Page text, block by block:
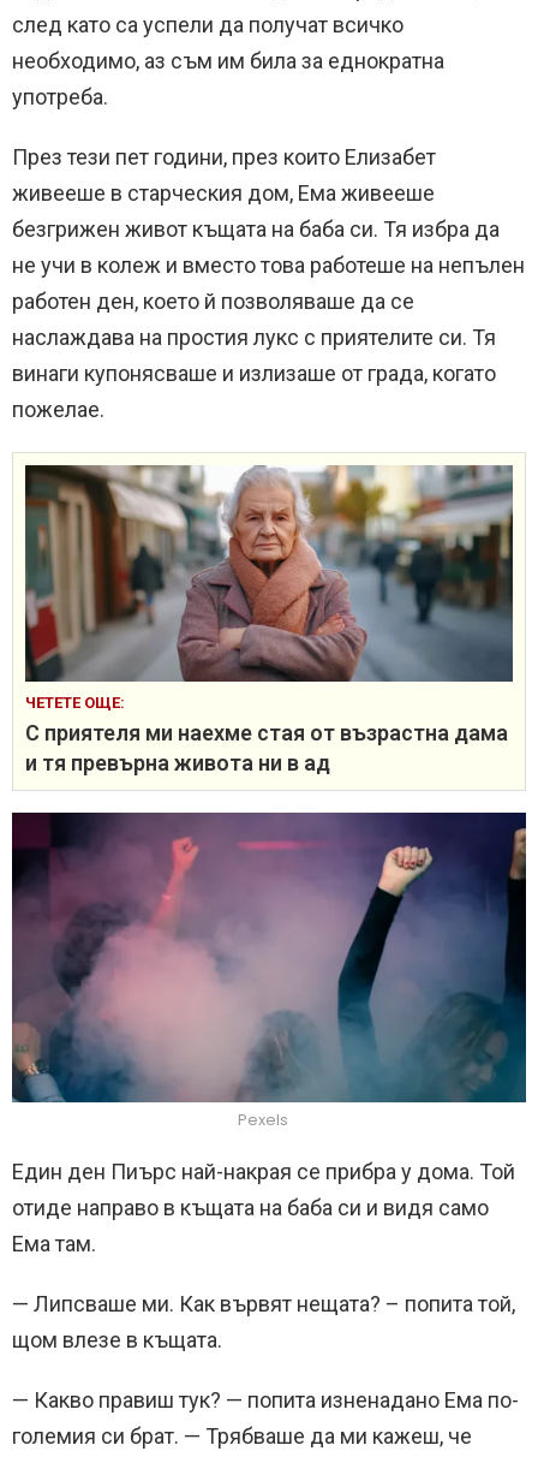
след като са успели да получат всичко
необходимо, аз съм им била за еднократна
употреба.
През тези пет години, през които Елизабет
живееше в старческия дом, Ема живееше
безгрижен живот къщата на баба си. Тя избра да
не учи в колеж и вместо това работеше на непълен
работен ден, което й позволяваше да се
наслаждава на простия лукс с приятелите си. Тя
винаги купонясваше и излизаше от града, когато
пожелае.
ЧЕТЕТЕ ОЩЕ:
С приятеля ми наехме стая от възрастна дама
и тя превърна живота ни в ад
Pexels
Един ден Пиърс най-накрая се прибра у дома. Той
отиде направо в къщата на баба си и видя само
Ема там.
— Липсваше ми. Как вървят нещата? – попита той,
щом влезе в къщата.
— Какво правиш тук? — попита изненадано Ема по-
големия си брат. — Трябваше да ми кажеш, че